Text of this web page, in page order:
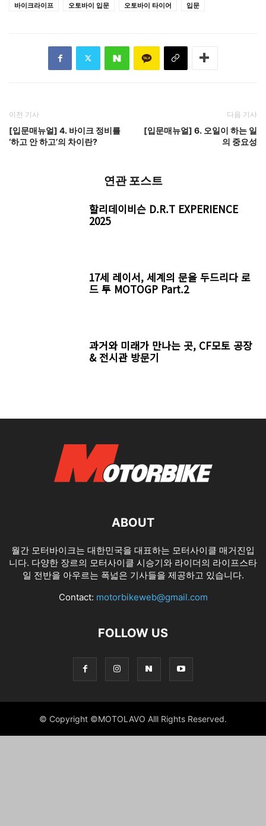
바이크라이프
오토바이 입문 오토바이 타이어 입문
이전 기사
[입문매뉴얼] 4. 바이크 정비를
‘하고 안 하고’의 차이란?
다음 기사
[입문매뉴얼] 6. 오일이 하는 일
의 중요성
연관 포스트
할리데이비슨 D.R.T EXPERIENCE
2025
17세 레이서, 세계의 문을 두드리다 로
드 투 MOTOGP Part.2
과거와 미래가 만나는 곳, CF모토 공장
& 전시관 방문기
ABOUT
월간 모터바이크는 대한민국을 대표하는 모터사이클 매거진입
니다. 다양한 장르의 모터사이클 시승기와 라이더의 라이프스타
일 전반을 아우르는 폭넓은 기사들을 제공하고 있습니다.
Contact: motorbikeweb@gmail.com
FOLLOW US
© Copyright ©MOTOLAVO Alll Rights Reserved.